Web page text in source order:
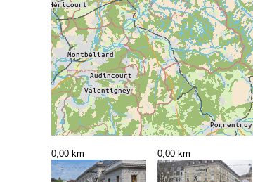
0,00 km 0,00 km